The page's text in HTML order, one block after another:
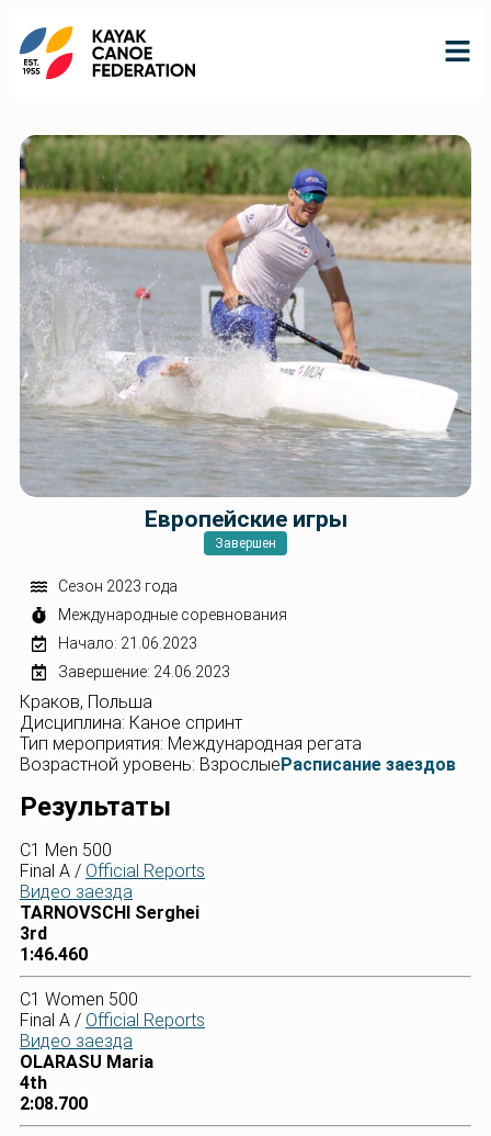
RO
RU
EN
Европейские игры
Завершен
Сезон 2023 года
Международные соревнования
Начало: 21.06.2023
Завершение: 24.06.2023
Краков, Польша
Дисциплина: Каное спринт
Тип мероприятия: Международная регата
Возрастной уровень: ВзрослыеРасписание заездов
Результаты
C1 Men 500
Final A / Official Reports
Видео заезда
TARNOVSCHI Serghei
3rd
1:46.460
C1 Women 500
Final A / Official Reports
Видео заезда
OLARASU Maria
4th
2:08.700